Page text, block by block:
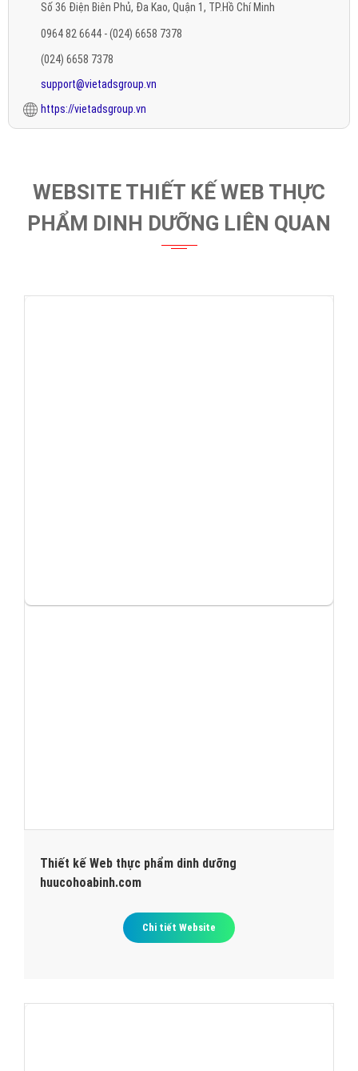
Số 36 Điện Biên Phủ, Đa Kao, Quận 1, TP.Hồ Chí Minh
0964 82 6644 - (024) 6658 7378
(024) 6658 7378
support@vietadsgroup.vn
https://vietadsgroup.vn
WEBSITE THIẾT KẾ WEB THỰC
PHẨM DINH DƯỠNG LIÊN QUAN
Thiết kế Web thực phẩm dinh dưỡng
huucohoabinh.com
Chi tiết Website